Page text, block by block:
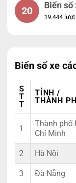
20 Biển số
19.444
Biển số xe
S
T
T
TỈNH /
THÀNH
1
Thành phố
Chí Minh
2 Hà Nội
3 Đà Nẵng